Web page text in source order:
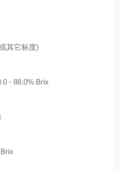
其它标度)
- 88.0% Brix